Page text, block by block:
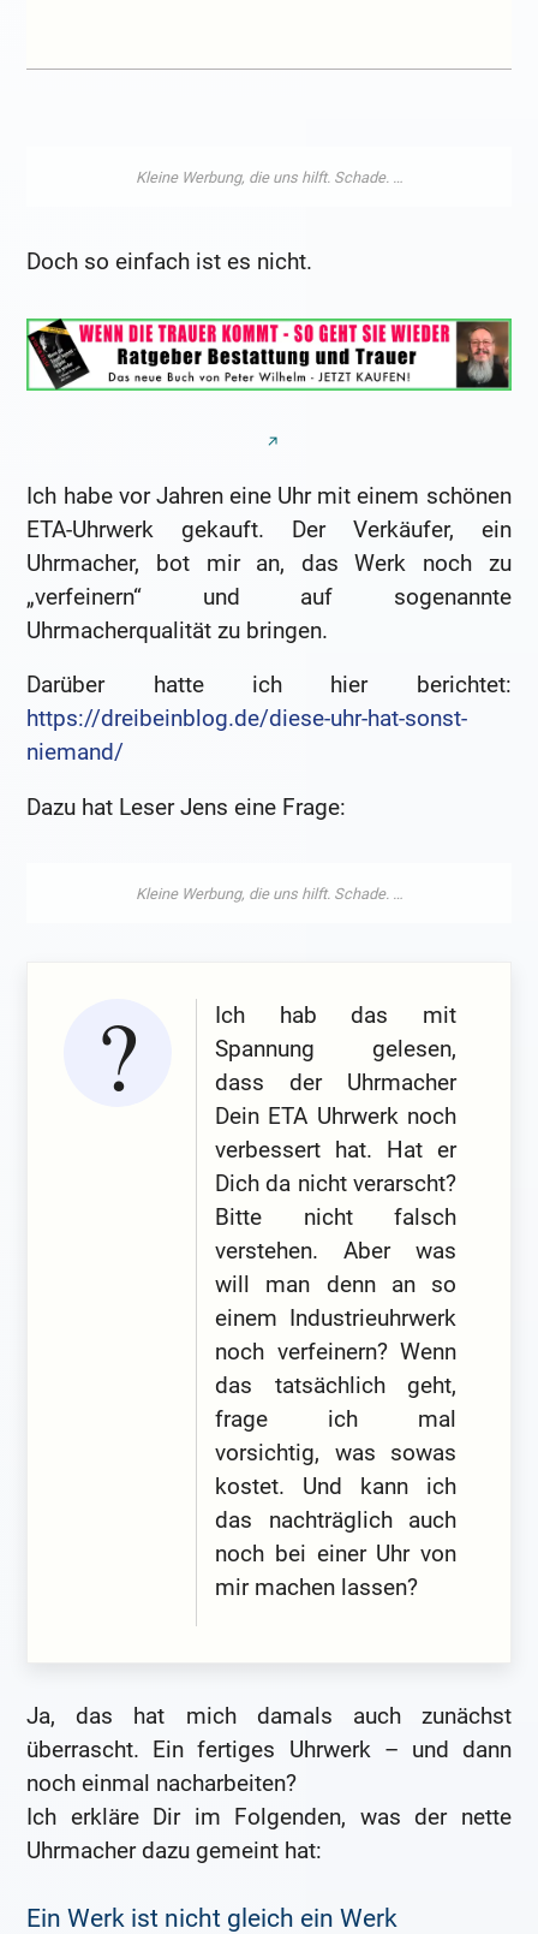
Doch so einfach ist es nicht.
Ich habe vor Jahren eine Uhr mit einem schönen
ETA-Uhrwerk gekauft. Der Verkäufer, ein
Uhrmacher, bot mir an, das Werk noch zu
„verfeinern“ und auf sogenannte
Uhrmacherqualität zu bringen.
Darüber hatte ich hier berichtet:
https://dreibeinblog.de/diese-uhr-hat-sonst-
niemand/
Dazu hat Leser Jens eine Frage:
Ich hab das mit
Spannung gelesen,
dass der Uhrmacher
Dein ETA Uhrwerk noch
verbessert hat. Hat er
Dich da nicht verarscht?
Bitte nicht falsch
verstehen. Aber was
will man denn an so
einem Industrieuhrwerk
noch verfeinern? Wenn
das tatsächlich geht,
frage ich mal
vorsichtig, was sowas
kostet. Und kann ich
das nachträglich auch
noch bei einer Uhr von
mir machen lassen?
Ja, das hat mich damals auch zunächst
überrascht. Ein fertiges Uhrwerk – und dann
noch einmal nacharbeiten?
Ich erkläre Dir im Folgenden, was der nette
Uhrmacher dazu gemeint hat:
Ein Werk ist nicht gleich ein Werk